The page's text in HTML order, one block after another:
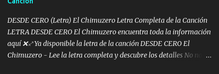
pues hay charola les voy a dar hasta topar pues no hay de otra...
DESDE CERO (Letra) El Chimuzero Letra Completa de la Canción
LETRA DESDE CERO El Chimuzero encuentra toda la información
aquí ❌♐ Ya disponible la letra de la canción DESDE CERO El
Chimuzero - Lee la letra completa y descubre los detalles No nací